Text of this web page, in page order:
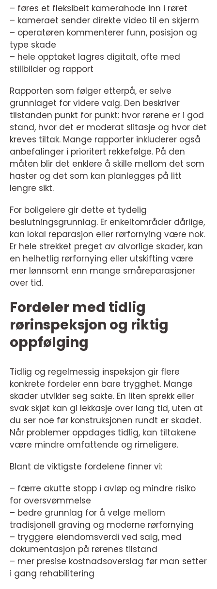
– føres et fleksibelt kamerahode inn i røret
– kameraet sender direkte video til en skjerm
– operatøren kommenterer funn, posisjon og
type skade
– hele opptaket lagres digitalt, ofte med
stillbilder og rapport
Rapporten som følger etterpå, er selve
grunnlaget for videre valg. Den beskriver
tilstanden punkt for punkt: hvor rørene er i god
stand, hvor det er moderat slitasje og hvor det
kreves tiltak. Mange rapporter inkluderer også
anbefalinger i prioritert rekkefølge. På den
måten blir det enklere å skille mellom det som
haster og det som kan planlegges på litt
lengre sikt.
For boligeiere gir dette et tydelig
beslutningsgrunnlag. Er enkeltområder dårlige,
kan lokal reparasjon eller rørfornying være nok.
Er hele strekket preget av alvorlige skader, kan
en helhetlig rørfornying eller utskifting være
mer lønnsomt enn mange småreparasjoner
over tid.
Fordeler med tidlig
rørinspeksjon og riktig
oppfølging
Tidlig og regelmessig inspeksjon gir flere
konkrete fordeler enn bare trygghet. Mange
skader utvikler seg sakte. En liten sprekk eller
svak skjøt kan gi lekkasje over lang tid, uten at
du ser noe før konstruksjonen rundt er skadet.
Når problemer oppdages tidlig, kan tiltakene
være mindre omfattende og rimeligere.
Blant de viktigste fordelene finner vi:
– færre akutte stopp i avløp og mindre risiko
for oversvømmelse
– bedre grunnlag for å velge mellom
tradisjonell graving og moderne rørfornying
– tryggere eiendomsverdi ved salg, med
dokumentasjon på rørenes tilstand
– mer presise kostnadsoverslag før man setter
i gang rehabilitering